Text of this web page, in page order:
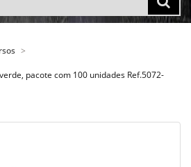
pacote com 100 unidades Ref.5072-